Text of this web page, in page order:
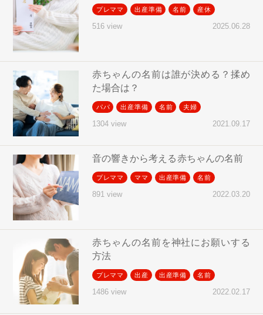
プレママ 出産準備 名前 産休
516 view 2025.06.28
赤ちゃんの名前は誰が決める？揉め
た場合は？
パパ 出産準備 名前 夫婦
1304 view 2021.09.17
音の響きから考える赤ちゃんの名前
プレママ ママ 出産準備 名前
891 view 2022.03.20
赤ちゃんの名前を神社にお願いする
方法
プレママ 出産 出産準備 名前
1486 view 2022.02.17